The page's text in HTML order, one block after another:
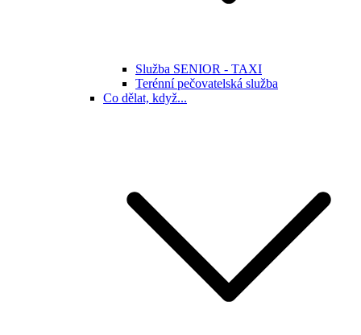
Služba SENIOR - TAXI
Terénní pečovatelská služba
Co dělat, když...